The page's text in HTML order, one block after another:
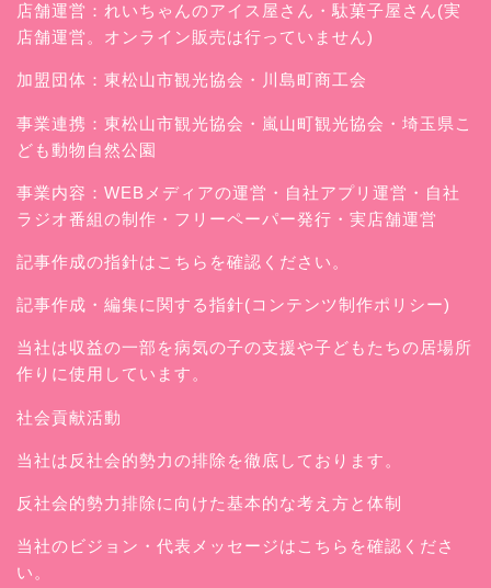
店舗運営： れいちゃんのアイス屋さん ・駄菓子屋さん(実
店舗運営。オンライン販売は行っていません)
加盟団体：東松山市観光協会・川島町商工会
事業連携：東松山市観光協会・嵐山町観光協会・埼玉県こ
ども動物自然公園
事業内容：WEBメディアの運営・自社アプリ運営・自社
ラジオ番組の制作・フリーペーパー発行・実店舗運営
記事作成の指針はこちらを確認ください。
記事作成・編集に関する指針(コンテンツ制作ポリシー)
当社は収益の一部を病気の子の支援や子どもたちの居場所
作りに使用しています。
社会貢献活動
当社は反社会的勢力の排除を徹底しております。
反社会的勢力排除に向けた基本的な考え方と体制
当社のビジョン・代表メッセージはこちらを確認くださ
い。